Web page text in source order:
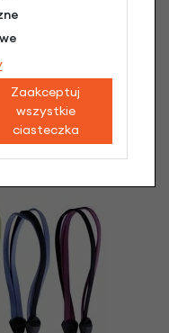
Zaakceptuj
wszystkie
ciasteczka